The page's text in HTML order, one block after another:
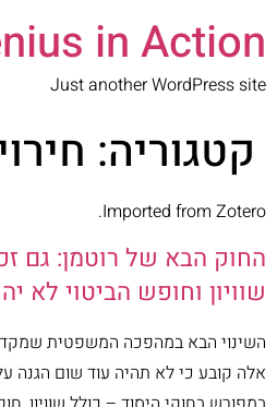
in Action
Just another WordPress site
קטגוריה:
Imported from Zotero.
החוק הבא של רוטמן: גם
שוויון וחופש הביטוי לא
השינוי הבא במהפכה המשפטית
אלה קובע כי לא תהיה עוד שום הגנה